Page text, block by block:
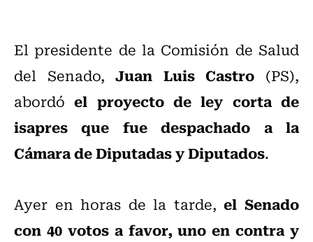
El presidente de la Comisión de Salud
del Senado,Juan Luis Castro (PS),
abordóel proyecto de ley corta de
isapres que fue despachado a la
Cámara de Diputadas y Diputados.
Ayer en horas de la tarde,el Senado
con 40 votos a favor, uno en contra y